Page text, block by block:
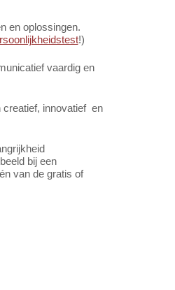
en oplossingen.
!)
vaardig en
creatief, innovatief en
bij een
van de gratis of